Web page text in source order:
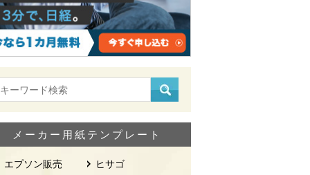
メーカー用紙テンプレート
エプソン販売
ヒサゴ